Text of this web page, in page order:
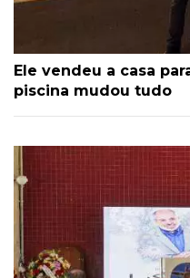
Ele vendeu a casa
piscina mudou tudo